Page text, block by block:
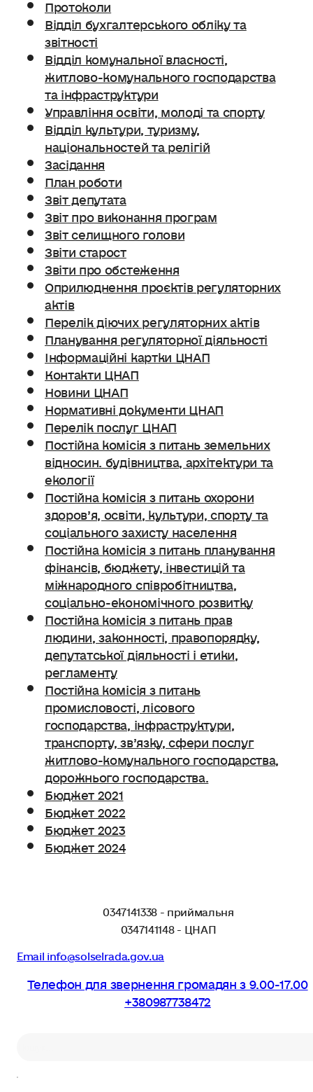
Відділ бухгалтерського обліку та
звітності
Відділ комунальної власності,
житлово-комунального господарства
та інфраструктури
Управління освіти, молоді та спорту
Відділ культури, туризму,
національностей та релігій
Засідання
План роботи
Звіт депутата
Звіт про виконання програм
Звіт селищного голови
Звіти старост
Звіти про обстеження
Оприлюднення проєктів регуляторних
актів
Перелік діючих регуляторних актів
Планування регуляторної діяльності
Інформаційні картки ЦНАП
Контакти ЦНАП
Новини ЦНАП
Нормативні документи ЦНАП
Перелік послуг ЦНАП
Постійна комісія з питань земельних
відносин. будівництва, архітектури та
екології
Постійна комісія з питань охорони
здоров’я, освіти, культури, спорту та
соціального захисту населення
Постійна комісія з питань планування
фінансів, бюджету, інвестицій та
міжнародного співробітництва,
соціально-економічного розвитку
Постійна комісія з питань прав
людини, законності, правопорядку,
депутатської діяльності і етики,
регламенту
Постійна комісія з питань
промисловості, лісового
господарства, інфраструктури,
транспорту, зв’язку, сфери послуг
житлово-комунального господарства,
дорожнього господарства.
Бюджет 2021
Бюджет 2022
Бюджет 2023
Бюджет 2024
0347141338 - приймальня
0347141148 - ЦНАП
Email info@solselrada.gov.ua
Телефон для звернення громадян з 9.00-17.00
+380987738472